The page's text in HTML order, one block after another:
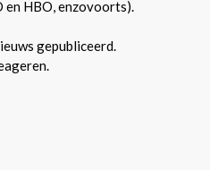
HBO, enzovoorts).
gepubliceerd.